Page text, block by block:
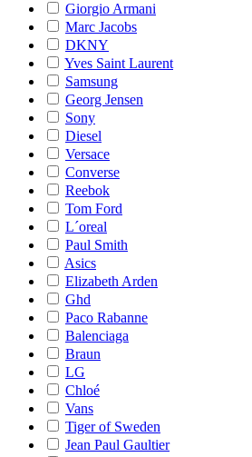
Giorgio Armani
Marc Jacobs
DKNY
Yves Saint Laurent
Samsung
Georg Jensen
Sony
Diesel
Versace
Converse
Reebok
Tom Ford
L´oreal
Paul Smith
Asics
Elizabeth Arden
Ghd
Paco Rabanne
Balenciaga
Braun
LG
Chloé
Vans
Tiger of Sweden
Jean Paul Gaultier